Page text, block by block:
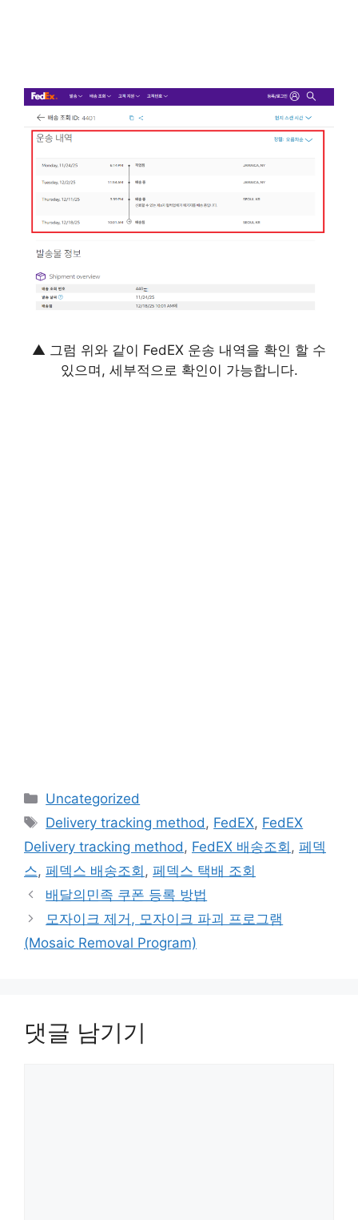
▲ 그럼 위와 같이 FedEX 운송 내역을 확인 할 수
있으며, 세부적으로 확인이 가능합니다.
카
테
리
Uncategorized
태
그
Delivery tracking method, FedEX, FedEX
Delivery tracking method, FedEX 배송조회 , 페덱
스, 페덱스 배송조회 , 페덱스 택배 조회
배달의민족 쿠폰 등록 방법
모자이크 제거, 모자이크 파괴 프로그램
(Mosaic Removal Program)
댓글 남기기